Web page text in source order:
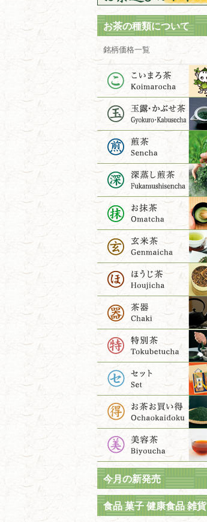
お茶の種類について
銘柄価格一覧
今月の新発売
食品 菓子 健康食品 雑貨